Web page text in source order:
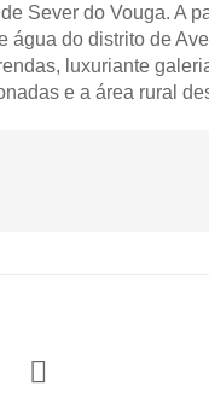
Sever do Vouga. A
água do distrito de
luxuriante
e a área rural